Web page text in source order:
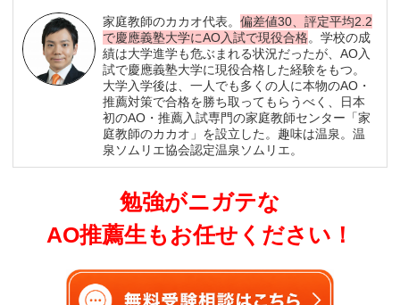
家庭教師のカカオ代表。偏差値30、評定平均2.2
で慶應義塾大学にAO入試で現役合格。学校の成
績は大学進学も危ぶまれる状況だったが、AO入
試で慶應義塾大学に現役合格した経験をもつ。
大学入学後は、一人でも多くの人に本物のAO・
推薦対策で合格を勝ち取ってもらうべく、日本
初のAO・推薦入試専門の家庭教師センター「家
庭教師のカカオ」を設立した。趣味は温泉。温
泉ソムリエ協会認定温泉ソムリエ。
勉強がニガテな
AO推薦生もお任せください！